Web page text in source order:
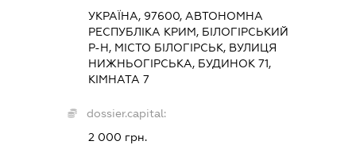
УКРАЇНА, 97600, АВТОНОМНА
РЕСПУБЛІКА КРИМ, БІЛОГІРСЬКИЙ
Р-Н, МІСТО БІЛОГІРСЬК, ВУЛИЦЯ
НИЖНЬОГІРСЬКА, БУДИНОК 71,
КІМНАТА 7
dossier.capital:
2 000 грн.